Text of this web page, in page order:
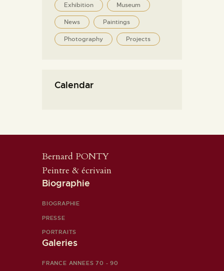
Exhibition Museum
News Paintings
Photography Projects
Calendar
Bernard PONTY
Peintre & écrivain
Biographie
BIOGRAPHIE
PRESSE
PORTRAITS
Galeries
FRANCE ANNEES 70 - 90